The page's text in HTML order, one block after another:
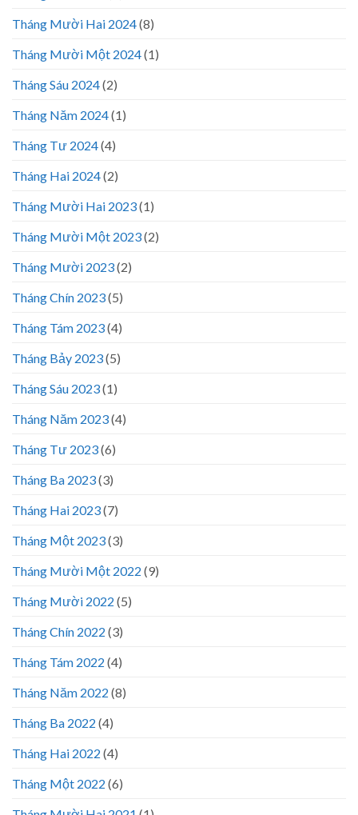
Tháng Mười Hai 2024(8)
Tháng Mười Một 2024(1)
Tháng Sáu 2024(2)
Tháng Năm 2024(1)
Tháng Tư 2024(4)
Tháng Hai 2024(2)
Tháng Mười Hai 2023(1)
Tháng Mười Một 2023(2)
Tháng Mười 2023(2)
Tháng Chín 2023(5)
Tháng Tám 2023(4)
Tháng Bảy 2023(5)
Tháng Sáu 2023(1)
Tháng Năm 2023(4)
Tháng Tư 2023(6)
Tháng Ba 2023(3)
Tháng Hai 2023(7)
Tháng Một 2023(3)
Tháng Mười Một 2022 (9)
Tháng Mười 2022 (5)
Tháng Chín 2022 (3)
Tháng Tám 2022 (4)
Tháng Năm 2022 (8)
Tháng Ba 2022 (4)
Tháng Hai 2022 (4)
Tháng Một 2022 (6)